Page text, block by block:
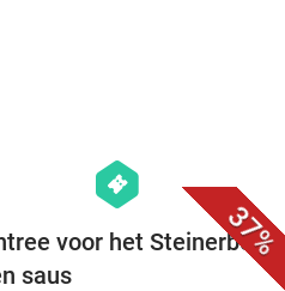
37%
hexagon
events
voor het Steinerbos +
saus